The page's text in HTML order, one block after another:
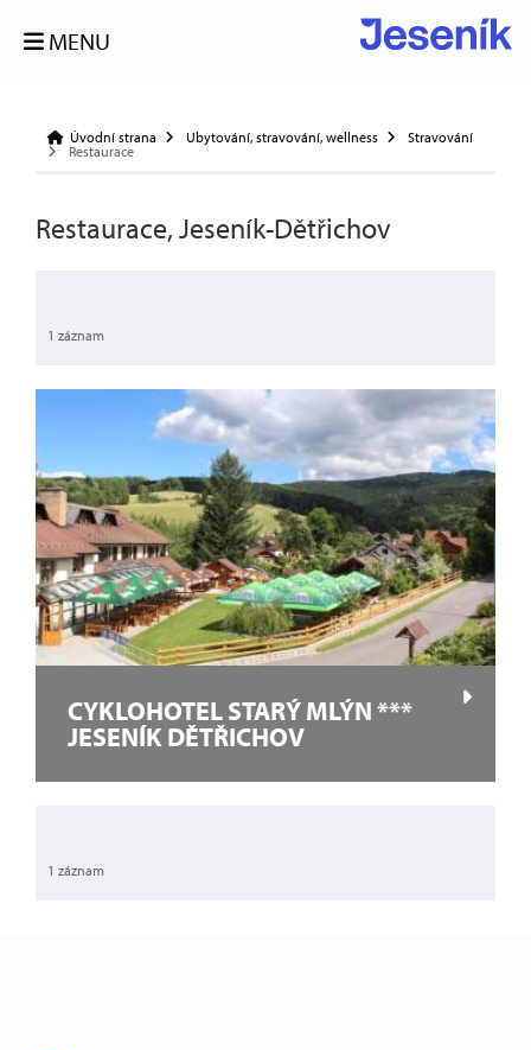
MENU
Úvodní strana Ubytování, stravování, wellness
Stravování
Restaurace
Restaurace, Jeseník-Dětřichov
1 záznam
CYKLOHOTEL STARÝ MLÝN ***
JESENÍK DĚTŘICHOV
1 záznam